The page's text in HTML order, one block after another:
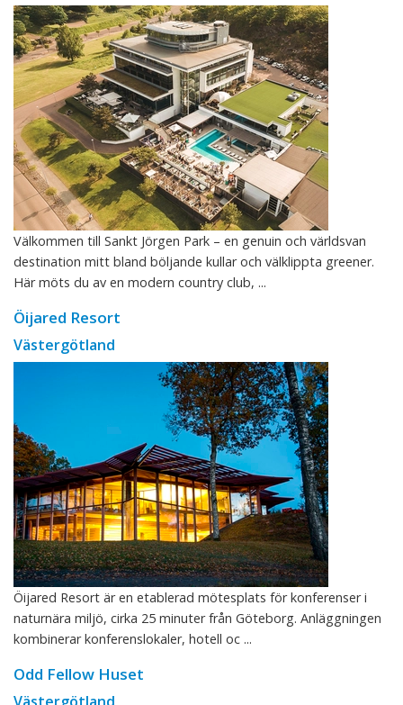
Välkommen till Sankt Jörgen Park – en genuin och världsvan
destination mitt bland böljande kullar och välklippta greener.
Här möts du av en modern country club, ...
Öijared Resort
Västergötland
Öijared Resort är en etablerad mötesplats för konferenser i
naturnära miljö, cirka 25 minuter från Göteborg. Anläggningen
kombinerar konferenslokaler, hotell oc ...
Odd Fellow Huset